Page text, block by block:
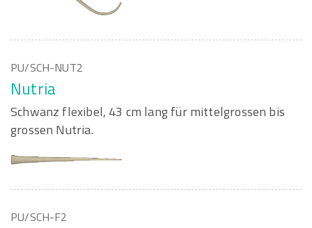
PU/SCH-NUT2
Nutria
Schwanz flexibel, 43 cm lang für mittelgrossen bis
grossen Nutria.
PU/SCH-F2